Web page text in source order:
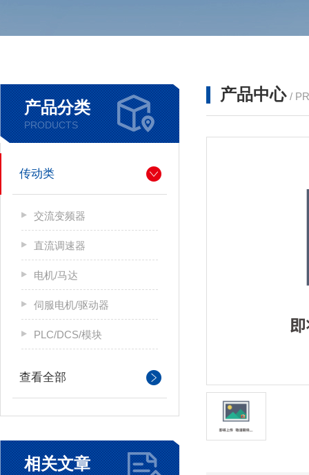
产品分类
PRODUCTS
传动类
交流变频器
直流调速器
电机/马达
伺服电机/驱动器
PLC/DCS/模块
查看全部
相关文章
产品中心 /